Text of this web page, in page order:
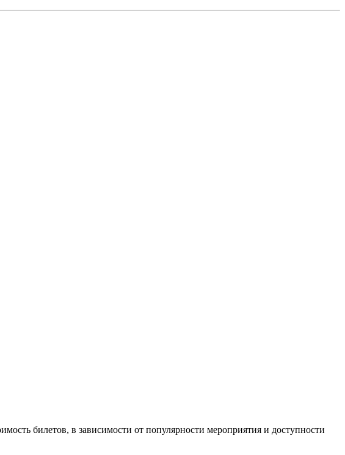
билетов, в зависимости от популярности мероприятия и доступности